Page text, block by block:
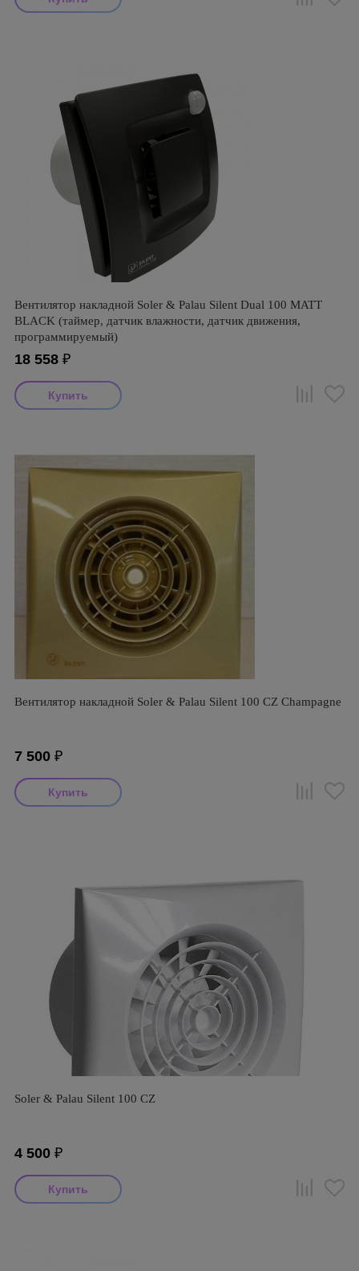
Вентилятор накладной Soler & Palau Silent Dual 100 MATT
BLACK (таймер, датчик влажности, датчик движения,
программируемый)
18 558 ₽
Вентилятор накладной Soler & Palau Silent 100 CZ Champagne
7 500 ₽
Soler & Palau Silent 100 CZ
4 500 ₽